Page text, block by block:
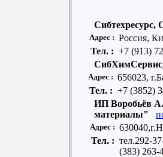
Адрес : Россия,
Тел. : +7 (913)
Адрес : 656023,
Тел. : +7 (3852)
ИП Воробьёв
материалы"
Адрес :
Тел. : тел.292-
(383) 263-